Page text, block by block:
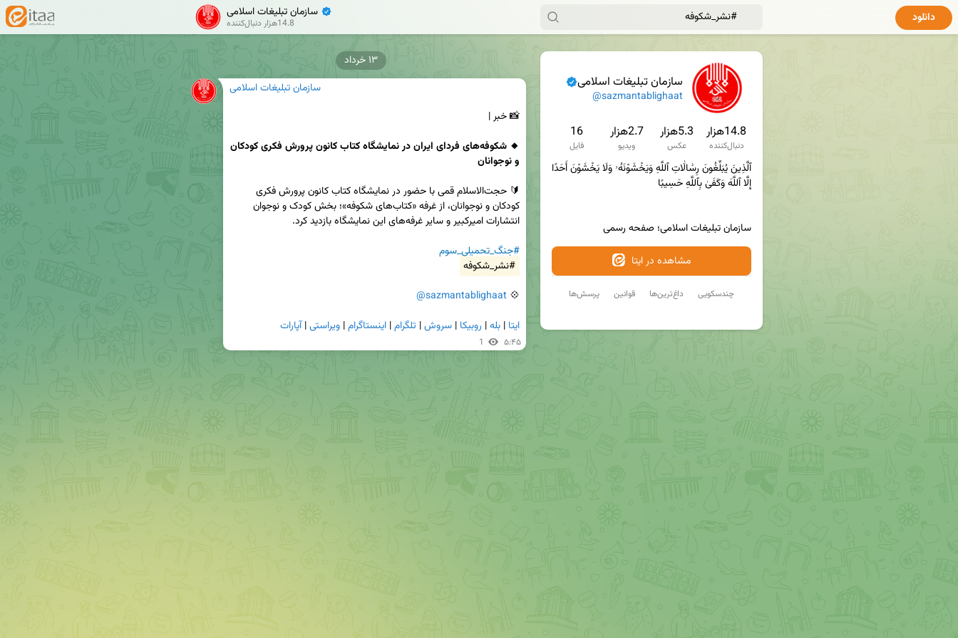
سازمان تبلیغات اسلامی✔
@sazmantablighaat
14.8هزار
دنبال‌کننده
5.3هزار
عکس
2.7هزار
ویدیو
16
فایل
سازمان تبلیغات اسلامی؛ صفحه رسمی
مشاهده در ایتا
پرسش‌ها قوانین داغ‌ترین‌ها چندسکویی
سازمان تبلیغات اسلامی
✔
14.8هزار دنبال‌کننده دانلود
سازمان تبلیغات اسلامی
📸 خبر |
و نوجوانان
#جنگ_تحمیلی_سوم
#نشر_شکوفه
💠
@sazmantablighaat
ایتا | بله | روبیکا | سروش | تلگرام | اینستاگرام | ویراستی | آپارات
1 ۵:۴۵
۱۳ خرداد